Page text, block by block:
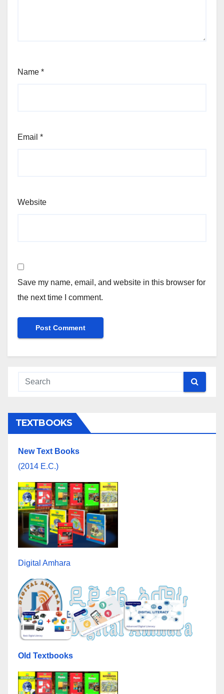
Name *
Email *
Website
Save my name, email, and website in this browser for
the next time I comment.
TEXTBOOKS
New Text Books
(2014 E.C.)
Digital Amhara
Old Textbooks